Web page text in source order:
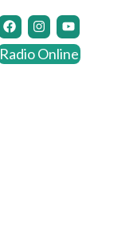
F
a
c
e
I
n
s
t
Y
o
u
t
Radio Online